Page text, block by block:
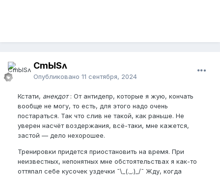
CmЫSʌ
Опубликовано 11 сентября, 2024
Кстати, анекдот: От антидепр, которые я жую, кончать
вообще не могу, то есть, для этого надо очень
постараться. Так что слив не такой, как раньше. Не
уверен насчёт воздержания, всё-таки, мне кажется,
застой — дело нехорошее.
Тренировки придется приостановить на время. При
неизвестных, непонятных мне обстоятельствах я как-то
оттяпал себе кусочек уздечки ¯\_(._.)_/¯ Жду, когда